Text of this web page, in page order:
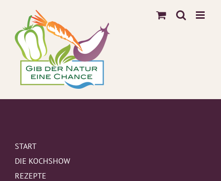
springen
START
DIE KOCHSHOW
REZEPTE